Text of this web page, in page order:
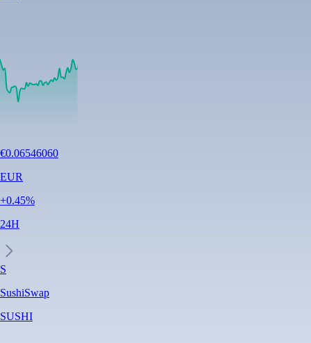
€0.06546060
EUR
+0.45%
24H
S
SushiSwap
SUSHI